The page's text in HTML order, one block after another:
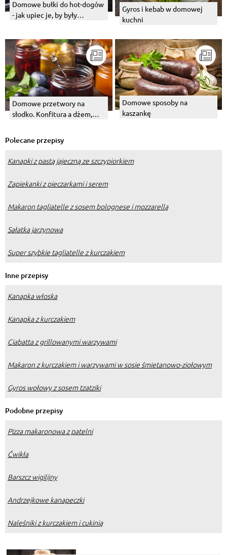
Domowe bułki do hot-dogów
- jak upiec je, by były
Gyros i kebab w domowej
kuchni
Domowe przetwory na
słodko. Konfitura a dżem,
różnią?
Domowe sposoby na
kaszankę
Polecane przepisy
Kanapki z pastą jajeczną ze szczypiorkiem
Zapiekanki z pieczarkami i serem
Makaron tagliatelle z sosem bolognese i mozzarellą
Sałatka jarzynowa
Super szybkie tagliatelle z kurczakiem
Inne przepisy
Kanapka włoska
Kanapka z kurczakiem
Ciabatta z grillowanymi warzywami
Makaron z kurczakiem i warzywami w sosie śmietanowo-ziołowym
Gyros wołowy z sosem tzatziki
Podobne przepisy
Pizza makaronowa z patelni
Ćwikła
Barszcz wigilijny
Andrzejkowe kanapeczki
Naleśniki z kurczakiem i cukinią